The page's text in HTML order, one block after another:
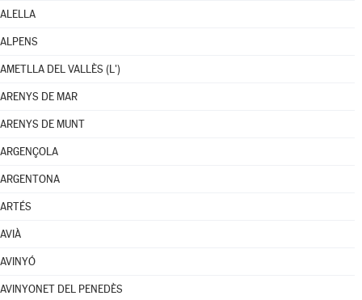
ALELLA
ALPENS
AMETLLA DEL VALLÈS (L')
ARENYS DE MAR
ARENYS DE MUNT
ARGENÇOLA
ARGENTONA
ARTÉS
AVIÀ
AVINYÓ
AVINYONET DEL PENEDÈS